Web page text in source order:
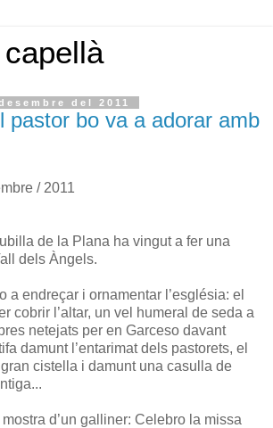
del 2011
pastor bo va a adorar amb
/ 2011
de la Plana ha vingut a fer una
dels Àngels.
a endreçar i ornamentar l’església: el
cobrir l’altar, un vel humeral de seda a
netejats per en Garceso davant
damunt l’entarimat dels pastorets, el
cistella i damunt una casulla de
d’un galliner: Celebro la missa